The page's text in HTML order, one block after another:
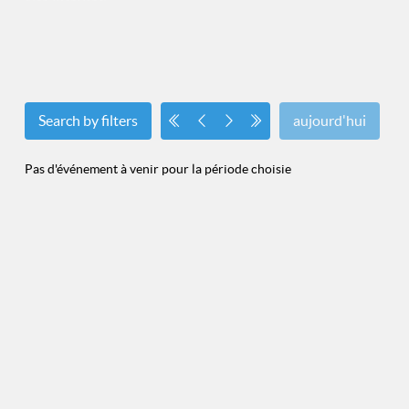
Search by filters aujourd'hui
Pas d'événement à venir pour la période choisie